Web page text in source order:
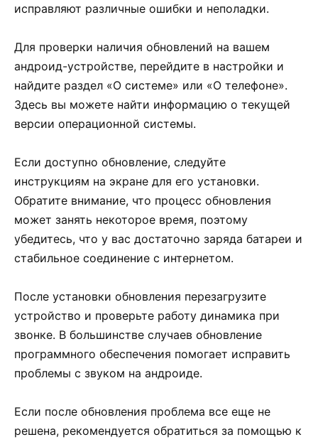
исправляют различные ошибки и неполадки.
Для проверки наличия обновлений на вашем
андроид-устройстве, перейдите в настройки и
найдите раздел «О системе» или «О телефоне».
Здесь вы можете найти информацию о текущей
версии операционной системы.
Если доступно обновление, следуйте
инструкциям на экране для его установки.
Обратите внимание, что процесс обновления
может занять некоторое время, поэтому
убедитесь, что у вас достаточно заряда батареи и
стабильное соединение с интернетом.
После установки обновления перезагрузите
устройство и проверьте работу динамика при
звонке. В большинстве случаев обновление
программного обеспечения помогает исправить
проблемы с звуком на андроиде.
Если после обновления проблема все еще не
решена, рекомендуется обратиться за помощью к